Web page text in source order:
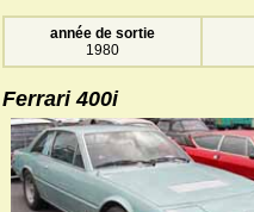
année de sortie
1980
Ferrari 400i